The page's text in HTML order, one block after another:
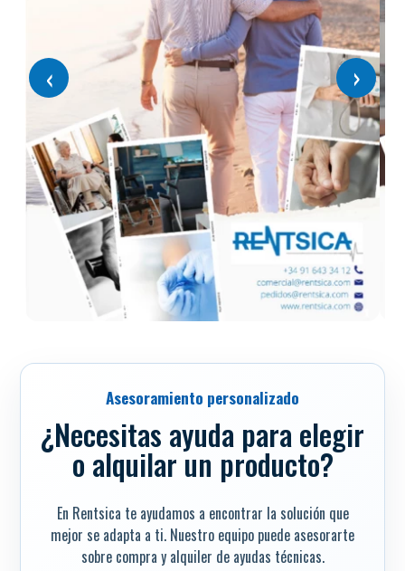
‹ ›
Asesoramiento personalizado
¿Necesitas ayuda para elegir
o alquilar un producto?
En Rentsica te ayudamos a encontrar la solución que
mejor se adapta a ti. Nuestro equipo puede asesorarte
sobre compra y alquiler de ayudas técnicas.